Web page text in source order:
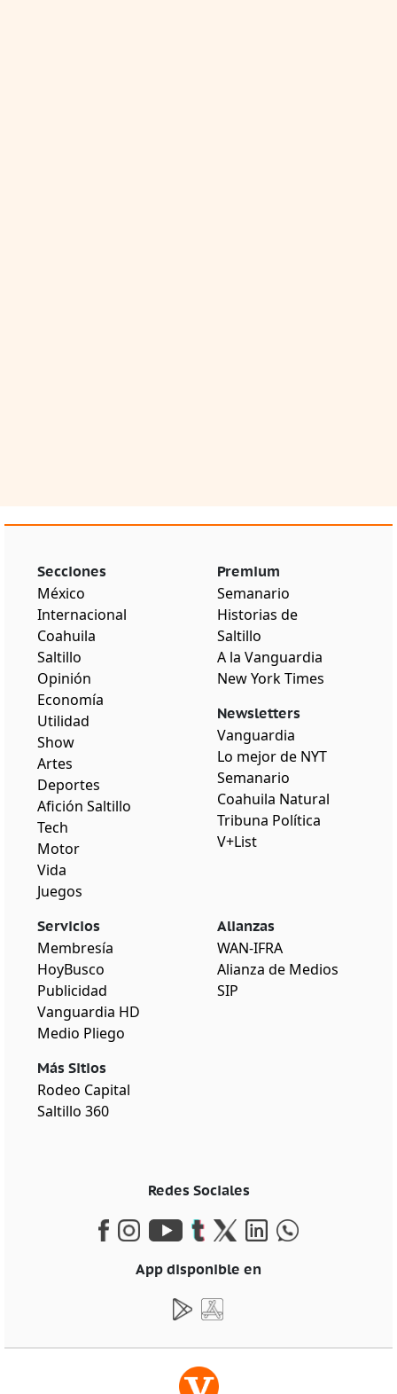
Secciones
México
Internacional
Coahuila
Saltillo
Opinión
Economía
Utilidad
Show
Artes
Deportes
Afición Saltillo
Tech
Motor
Vida
Juegos
Premium
Semanario
Historias de
Saltillo
A la Vanguardia
New York Times
Newsletters
Vanguardia
Lo mejor de NYT
Semanario
Coahuila Natural
Tribuna Política
V+List
Servicios
Membresía
HoyBusco
Publicidad
Vanguardia HD
Medio Pliego
Más Sitios
Rodeo Capital
Saltillo 360
Alianzas
WAN-IFRA
Alianza de Medios
SIP
Redes Sociales
App disponible en